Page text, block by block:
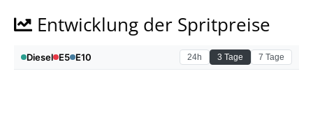
Entwicklung der Spritpreise